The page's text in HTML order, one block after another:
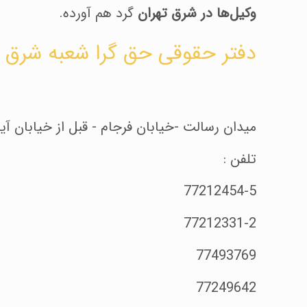
وکیل‌ها در شرق تهران گرد هم آورده.
دفتر حقوقی حق گرا شعبه شرق
میدان رسالت -خیابان فرجام - قبل از خیابان
تلفن :
77212454-5
77212331-2
77493769
77249642